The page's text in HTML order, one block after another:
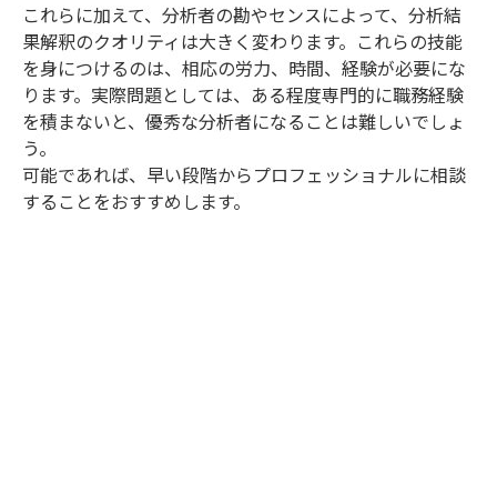
これらに加えて、分析者の勘やセンスによって、分析結
果解釈のクオリティは大きく変わります。これらの技能
を身につけるのは、相応の労力、時間、経験が必要にな
ります。実際問題としては、ある程度専門的に職務経験
を積まないと、優秀な分析者になることは難しいでしょ
う。
可能であれば、早い段階からプロフェッショナルに相談
することをおすすめします。